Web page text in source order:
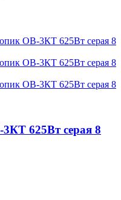
625Вт серая 8